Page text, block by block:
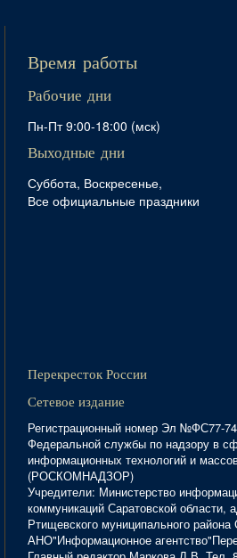
Время работы
Рабочие дни
Пн-Пт 9:00-18:00 (мск)
Выходные дни
Суббота, Воскресенье,
Все официальные праздники
Перекресток России
Сетевое издание
Регистрационный номер Эл №ФС77-
Федеральной службы по надзору в
информационных технологий и
(РОСКОМНАДЗОР)
Учредители: Министерство
коммуникаций Саратовской области,
Ртищевского муниципального района
АНО"Информационное